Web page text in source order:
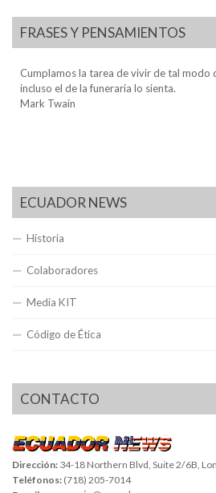
FRASES Y PENSAMIENTOS
Cumplamos la tarea de vivir de tal modo
incluso el de la funeraria lo sienta.
Mark Twain
ECUADOR NEWS
Historia
Colaboradores
Media KIT
Código de Ética
CONTACTO
Dirección: 34-18 Northern Blvd, Suite 2/6B,
Teléfonos: (718) 205-7014